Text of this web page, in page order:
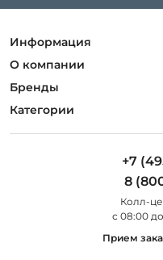
Информация
Политика
Гарантия
Оплата и доставка
О компании
О компании
Контакты
Бренды
Artelamp
Категории
Люстры
Уличные светильники
+7
8
Колл-
с 08:00
Прием